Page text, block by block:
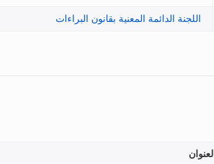
اللجنة الدائمة المعنية بقانون البراءات
العنوان